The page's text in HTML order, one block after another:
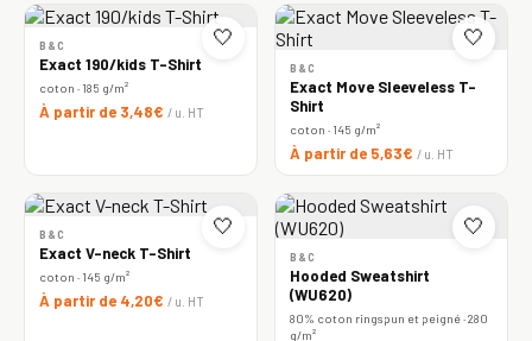
🤍
B&C
Exact 190/kids T-Shirt
coton · 185 g/m²
À partir de 3,48€ / u. HT
🤍
B&C
Exact Move Sleeveless T-
Shirt
coton · 145 g/m²
À partir de 5,63€ / u. HT
🤍
B&C
Exact V-neck T-Shirt
coton · 145 g/m²
À partir de 4,20€ / u. HT
🤍
B&C
Hooded Sweatshirt
(WU620)
80% coton ringspun et peigné · 280
g/m²